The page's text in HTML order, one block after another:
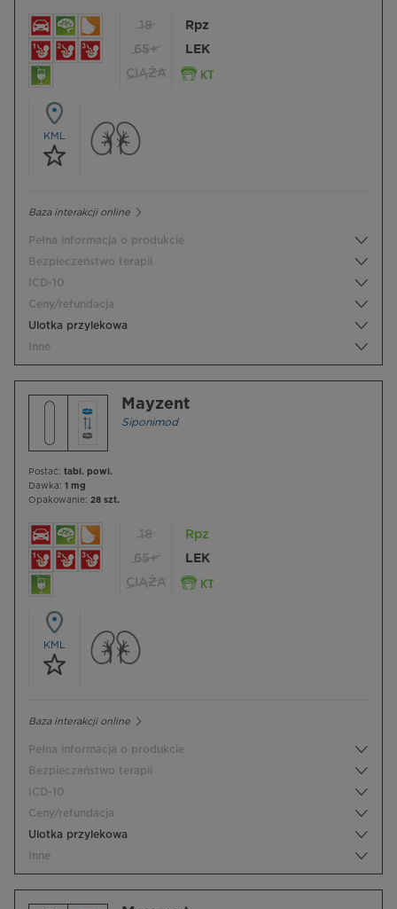
18
65+
CIĄŻA
Rpz
LEK
KML
Baza interakcji online
Pełna informacja o produkcie
Bezpieczeństwo terapii
ICD-10
Ceny/refundacja
Ulotka przylekowa
Inne
Mayzent
Siponimod
Postać: tabl. powl.
Dawka: 1 mg
Opakowanie: 28 szt.
18
65+
CIĄŻA
Rpz
LEK
KML
Baza interakcji online
Pełna informacja o produkcie
Bezpieczeństwo terapii
ICD-10
Ceny/refundacja
Ulotka przylekowa
Inne